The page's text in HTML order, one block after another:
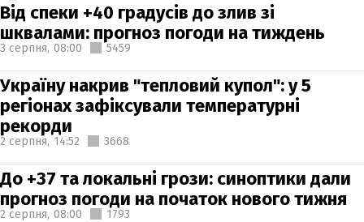
Від спеки +40 градусів до злив зі
шквалами: прогноз погоди на тиждень
3 серпня, 08:00 5459
Україну накрив "тепловий купол": у 5
регіонах зафіксували температурні
рекорди
2 серпня, 14:52 3668
До +37 та локальні грози: синоптики дали
прогноз погоди на початок нового тижня
2 серпня, 08:00 1793